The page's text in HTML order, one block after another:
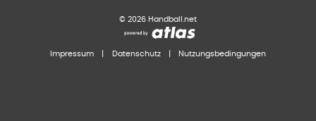
© 2026 Handball.net
Impressum Datenschutz Nutzungsbedingungen